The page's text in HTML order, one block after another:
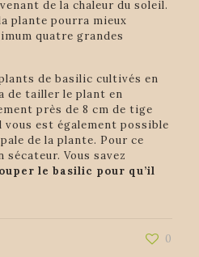
de la chaleur du soleil.
plante pourra mieux
quatre grandes
de basilic cultivés en
de tailler le plant en
près de 8 cm de tige
est également possible
de la plante. Pour ce
sécateur. Vous savez
le basilic pour qu’il
0